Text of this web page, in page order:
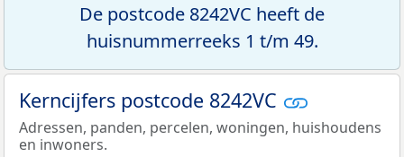
De postcode 8242VC heeft de
huisnummerreeks 1 t/m 49.
Kerncijfers postcode 8242VC
Adressen, panden, percelen, woningen, huishoudens
en inwoners.